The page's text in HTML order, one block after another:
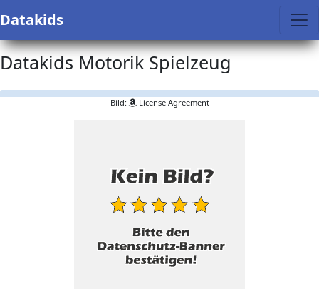
Datakids
Datakids Motorik Spielzeug
Bild: License Agreement